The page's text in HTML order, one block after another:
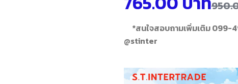
*สนใจสอบถามเพิ่มเติม 099-
@stinter